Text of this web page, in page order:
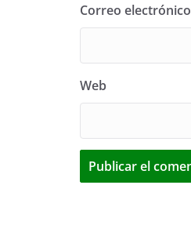
Correo electrónico
Web